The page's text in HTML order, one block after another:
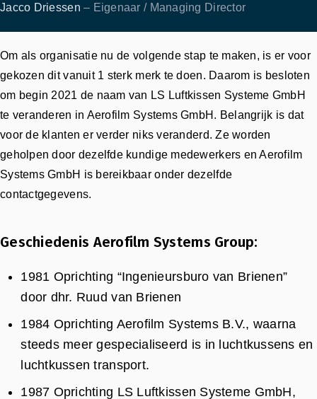
Jacco Driessen– Eigenaar / Managing Director
Om als organisatie nu de volgende stap te maken, is er voor
gekozen dit vanuit 1 sterk merk te doen. Daarom is besloten
om begin 2021 de naam van LS Luftkissen Systeme GmbH
te veranderen in Aerofilm Systems GmbH. Belangrijk is dat
voor de klanten er verder niks veranderd. Ze worden
geholpen door dezelfde kundige medewerkers en Aerofilm
Systems GmbH is bereikbaar onder dezelfde
contactgegevens.
Geschiedenis Aerofilm Systems Group:
1981 Oprichting “Ingenieursburo van Brienen”
door dhr. Ruud van Brienen
1984 Oprichting Aerofilm Systems B.V., waarna
steeds meer gespecialiseerd is in luchtkussens en
luchtkussen transport.
1987 Oprichting LS Luftkissen Systeme GmbH,